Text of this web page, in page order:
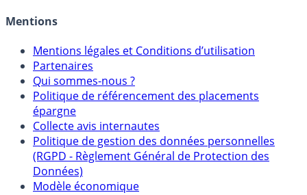
Mentions
Mentions légales et Conditions d’utilisation
Partenaires
Qui sommes-nous ?
Politique de référencement des placements
épargne
Collecte avis internautes
Politique de gestion des données personnelles
(RGPD - Règlement Général de Protection des
Données)
Modèle économique